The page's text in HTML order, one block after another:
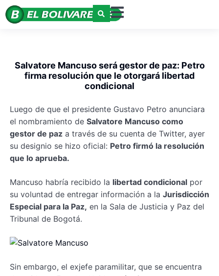
Salvatore Mancuso será gestor de paz: Petro
firma resolución que le otorgará libertad
condicional
Luego de que el presidente Gustavo Petro anunciara
el nombramiento de Salvatore Mancuso como
gestor de paz a través de su cuenta de Twitter, ayer
su designio se hizo oficial: Petro firmó la resolución
que lo aprueba.
Mancuso habría recibido la libertad condicional por
su voluntad de entregar información a la Jurisdicción
Especial para la Paz, en la Sala de Justicia y Paz del
Tribunal de Bogotá.
Sin embargo, el exjefe paramilitar, que se encuentra